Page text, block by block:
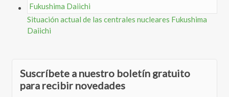
Situación actual de las centrales nucleares Fukushima
Daiichi
Suscríbete a nuestro boletín gratuito
para recibir novedades